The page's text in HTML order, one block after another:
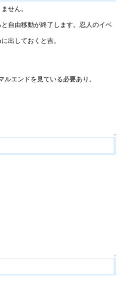
せん。
自由移動が終了します。忍人のイベ
出しておくと吉。
エンドを見ている必要あり。
↑
↑